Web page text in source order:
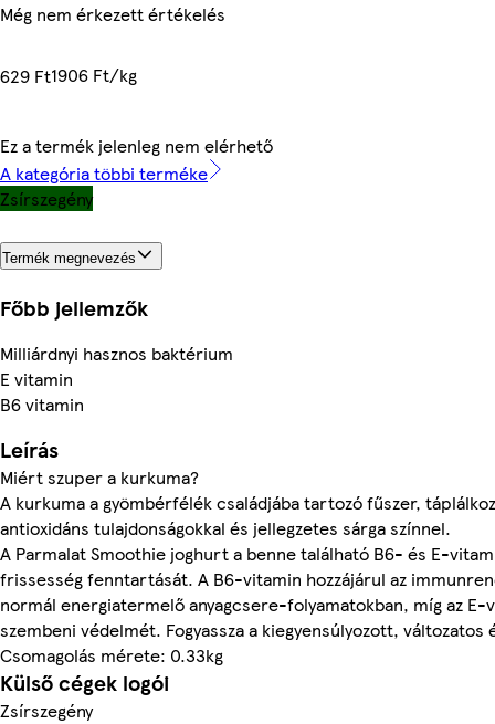
Még nem érkezett értékelés
629 Ft1906 Ft/kg
Ez a termék jelenleg nem elérhető
A kategória többi terméke
Zsírszegény
Termék megnevezés
Főbb jellemzők
Milliárdnyi hasznos baktérium
E vitamin
B6 vitamin
Leírás
Miért szuper a kurkuma?
A kurkuma a gyömbérfélék családjába tartozó fűszer,
antioxidáns tulajdonságokkal és jellegzetes sárga színnel.
A Parmalat Smoothie joghurt a benne található B6- és E-
frissesség fenntartását. A B6-vitamin hozzájárul az
normál energiatermelő anyagcsere-folyamatokban, míg az
szembeni védelmét. Fogyassza a kiegyensúlyozott,
Csomagolás mérete: 0.33kg
Külső cégek logói
Zsírszegény